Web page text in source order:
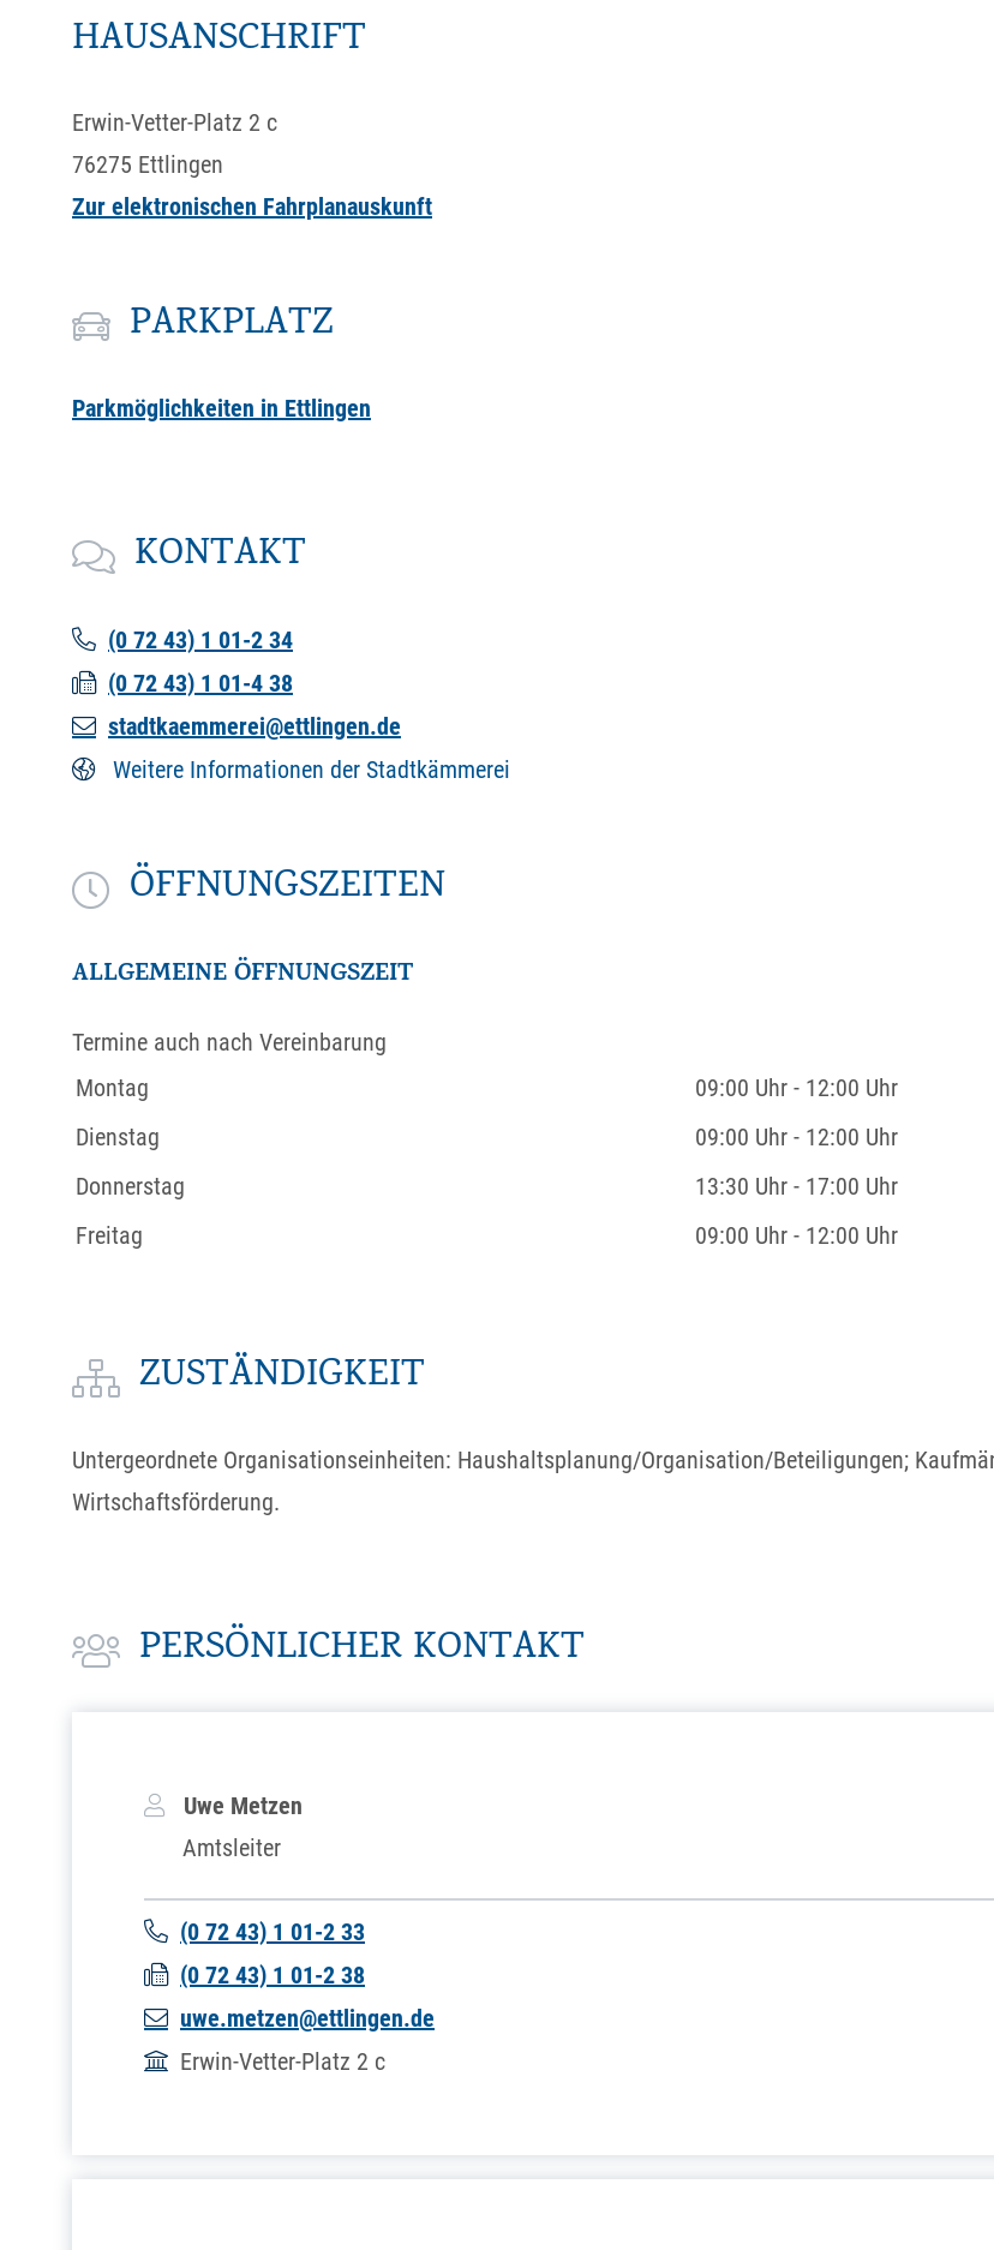
HAUSANSCHRIFT
Erwin-Vetter-Platz 2 c
76275 Ettlingen
Zur elektronischen Fahrplanauskunft
PARKPLATZ
Parkmöglichkeiten in Ettlingen
KONTAKT
(0 72 43) 1 01-2 34
(0 72 43) 1 01-4 38
stadtkaemmerei@ettlingen.de
Weitere Informationen der Stadtkämmerei
ÖFFNUNGSZEITEN
ALLGEMEINE ÖFFNUNGSZEIT
Termine auch nach Vereinbarung
Montag
09:00 Uhr - 12:00 Uhr
Dienstag
09:00 Uhr - 12:00 Uhr
Donnerstag
13:30 Uhr - 17:00 Uhr
Freitag
09:00 Uhr - 12:00 Uhr
ZUSTÄNDIGKEIT
Untergeordnete Organisationseinheiten: Haushaltsplanung/Organisation/Beteiligungen;
Wirtschaftsförderung.
PERSÖNLICHER KONTAKT
Uwe Metzen
Amtsleiter
(0 72 43) 1 01-2 33
(0 72 43) 1 01-2 38
uwe.metzen@ettlingen.de
Erwin-Vetter-Platz 2 c